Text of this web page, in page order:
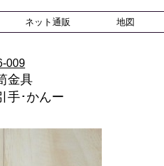
ネット通販 地図
009
金具
手･かんー